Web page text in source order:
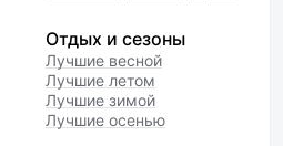
Отдых и сезоны
Лучшие весной
Лучшие летом
Лучшие зимой
Лучшие осенью